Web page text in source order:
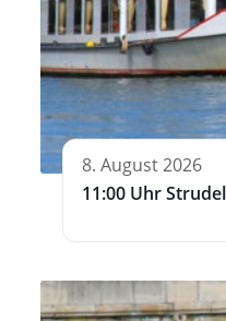
8. August 2026
11:00 Uhr